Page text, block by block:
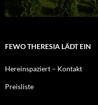
FEWO THERESIA LÄDT EIN
Hereinspaziert – Kontakt
Preisliste